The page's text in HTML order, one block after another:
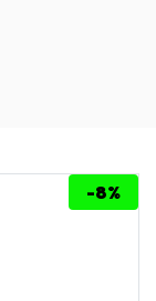
-8%